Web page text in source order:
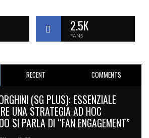
2.5K
FANS
RECENT COMMENTS
(SG PLUS): ESSENZIALE
UNA STRATEGIA AD HOC
SI PARLA DI “FAN ENGAGEMENT”